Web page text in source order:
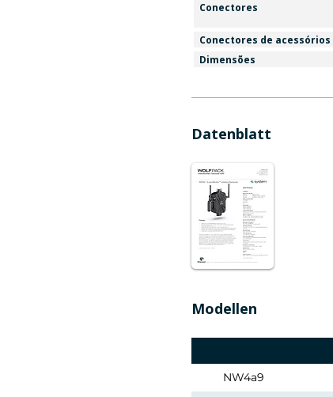
Conectores
Conectores de acessórios
Dimensões
Datenblatt
Modellen
NW4a9